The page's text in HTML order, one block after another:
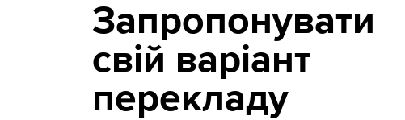
Запропонувати
свій варіант
перекладу